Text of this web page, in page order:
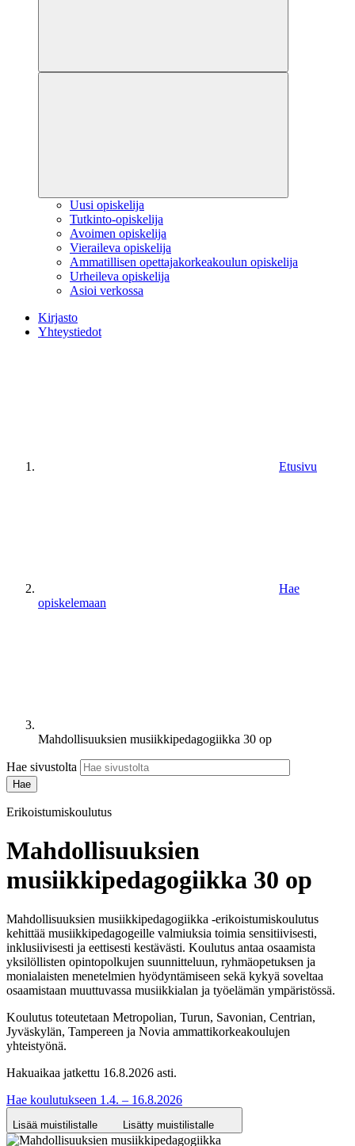
Uusi opiskelija
Tutkinto-opiskelija
Avoimen opiskelija
Vieraileva opiskelija
Ammatillisen opettajakorkeakoulun opiskelija
Urheileva opiskelija
Asioi verkossa
Kirjasto
Yhteystiedot
Etusivu
Hae
opiskelemaan
Mahdollisuuksien musiikkipedagogiikka 30 op
Hae sivustolta
Erikoistumiskoulutus
Mahdollisuuksien
musiikkipedagogiikka 30 op
Mahdollisuuksien musiikkipedagogiikka -erikoistumiskoulutus
kehittää musiikkipedagogeille valmiuksia toimia sensitiivisesti,
inklusiivisesti ja eettisesti kestävästi. Koulutus antaa osaamista
yksilöllisten opintopolkujen suunnitteluun, ryhmäopetuksen ja
monialaisten menetelmien hyödyntämiseen sekä kykyä soveltaa
osaamistaan muuttuvassa musiikkialan ja työelämän ympäristössä.
Koulutus toteutetaan Metropolian, Turun, Savonian, Centrian,
Jyväskylän, Tampereen ja Novia ammattikorkeakoulujen
yhteistyönä.
Hakuaikaa jatkettu 16.8.2026 asti.
Hae koulutukseen 1.4. – 16.8.2026
Lisää muistilistalle Lisätty muistilistalle